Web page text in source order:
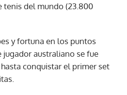
tenis del mundo (23.800
y fortuna en los puntos
australiano se fue
conquistar el primer set